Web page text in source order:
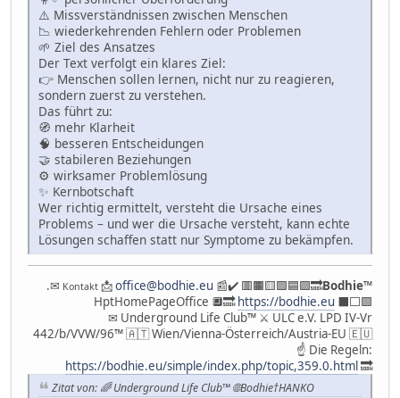
⚠️ Missverständnissen zwischen Menschen
📉 wiederkehrenden Fehlern oder Problemen
🌱 Ziel des Ansatzes
Der Text verfolgt ein klares Ziel:
👉 Menschen sollen lernen, nicht nur zu reagieren,
sondern zuerst zu verstehen.
Das führt zu:
🧭 mehr Klarheit
🧠 besseren Entscheidungen
🤝 stabileren Beziehungen
⚙️ wirksamer Problemlösung
✨ Kernbotschaft
Wer richtig ermittelt, versteht die Ursache eines
Problems – und wer die Ursache versteht, kann echte
Lösungen schaffen statt nur Symptome zu bekämpfen.
.✉ Kontakt 📩office@bodhie.eu 📰✔️ 🟥🟧🟨🟩🟦🟪🔜Bodhie™
HptHomePageOffice 🔲🔜https://bodhie.eu ⬛️⬜️🟪
✉ Underground Life Club™ ⚔ ULC e.V. LPD IV-Vr
442/b/VVW/96™ 🇦🇹 Wien/Vienna-Österreich/Austria-EU 🇪🇺
☝ Die Regeln:
https://bodhie.eu/simple/index.php/topic,359.0.html🔜
Zitat von: 🌈 Underground Life Club™ 🌐Bodhie†HANKO